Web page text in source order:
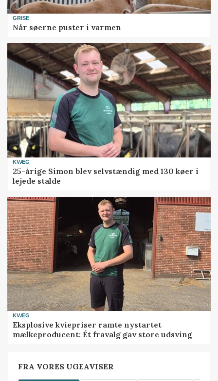
GRISE
Når søerne puster i varmen
KVÆG
25-årige Simon blev selvstændig med 130 køer i
lejede stalde
KVÆG
Eksplosive kviepriser ramte nystartet
mælkeproducent: Ét fravalg gav store udsving
FRA VORES UGEAVISER